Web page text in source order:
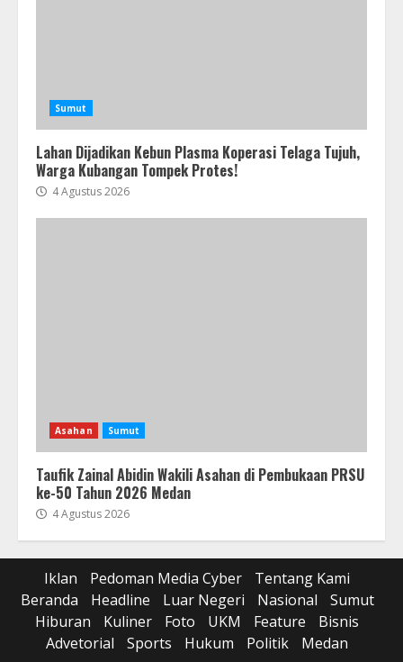
Sumut
Lahan Dijadikan Kebun Plasma Koperasi Telaga Tujuh,
Warga Kubangan Tompek Protes!
4 Agustus 2026
Asahan Sumut
Taufik Zainal Abidin Wakili Asahan di Pembukaan PRSU
ke-50 Tahun 2026 Medan
4 Agustus 2026
Iklan Pedoman Media Cyber
Tentang Kami
Beranda
Headline Luar Negeri Nasional
Sumut
Hiburan
Kuliner Foto UKM Feature
Bisnis
Advetorial
Sports Hukum Politik Medan